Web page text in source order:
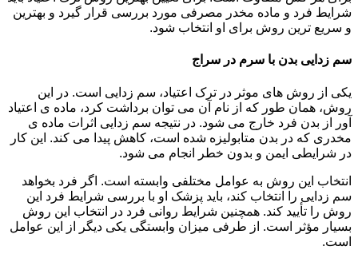
شرایط فرد و ماده مخدر مصرفی مورد بررسی قرار گیرد و بهترین
و سریع ترین روش برای او انتخاب شود.
سم زدایی بدن با سرم در سراج
یکی از روش های موثر در ترک اعتیاد، سم زدایی است. در این
روش، همان طور که از نام آن می توان برداشت کرد، ماده ی اعتیاد
آور از بدن فرد خارج می شود. در نتیجه سم زدایی اثرات ماده ی
مخدری که در بدن متابولیزه شده است، کاهش پیدا می کند. این کار
در شرایطی ایمن و بدون خطر انجام می شود.
انتخاب این روش به عوامل مختلفی وابسته است. اگر فرد بخواهد
سم زدایی را انتخاب کند، باید پزشک او با بررسی شرایط فرد این
روش را تأیید کند. همچنین شرایط روانی فرد در انتخاب این روش
بسیار مؤثر است. از طرفی میزان وابستگی یکی دیگر از این عوامل
است.